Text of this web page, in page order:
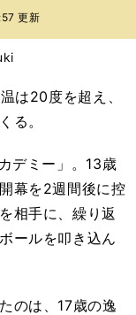
更新
は20度を超え、
る。
デミー」。13歳
幕を2週間後に控
相手に、繰り返
ールを叩き込ん
のは、17歳の逸